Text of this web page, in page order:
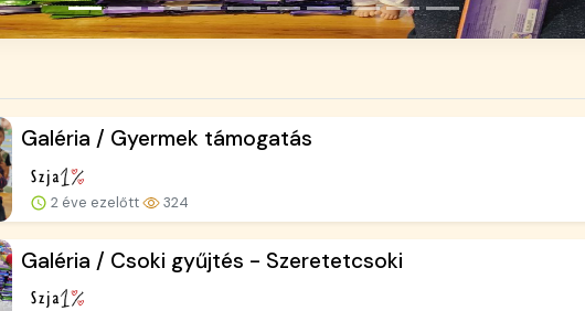
Galéria / Gyermek támogatás
2 éve ezelőtt 324
Galéria / Csoki gyűjtés - Szeretetcsoki